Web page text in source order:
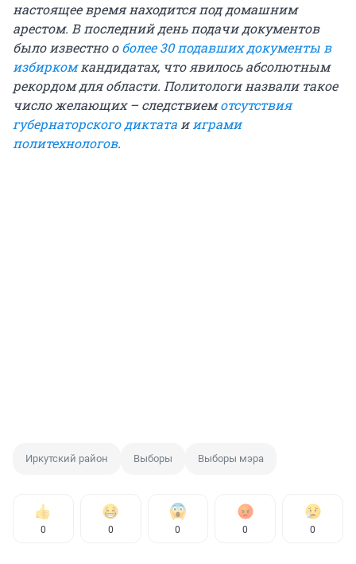
настоящее время находится под домашним
арестом. В последний день подачи документов
было известно оболее 30 подавших документы в
избиркомкандидатах, что явилось абсолютным
рекордом для области. Политологи назвали такое
число желающих – следствиемотсутствия
губернаторского диктата и играми
политехнологов.
Иркутский район Выборы Выборы мэра
0 0 0 0 0